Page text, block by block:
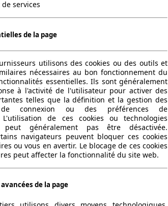
services
de la page
utilisons des cookies ou des outils et
nécessaires au bon fonctionnement du
essentielles. Ils sont généralement
à l'activité de l'utilisateur pour activer des
telles que la définition et la gestion des
de connexion ou des préférences de
L'utilisation de ces cookies ou technologies
généralement pas être désactivée.
navigateurs peuvent bloquer ces cookies
ou vous en avertir. Le blocage de ces cookies
peut affecter la fonctionnalité du site web.
de la page